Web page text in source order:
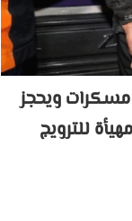
ويحجز
للترويج